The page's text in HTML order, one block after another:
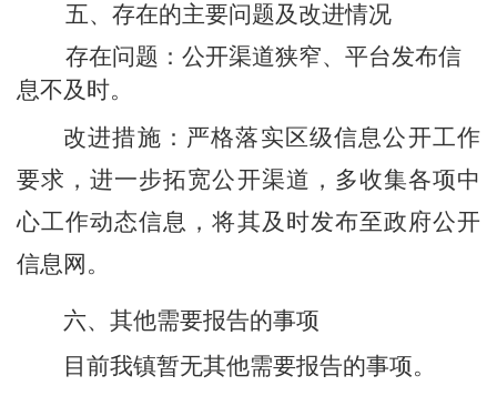
五、存在的主要问题及改进情况
存在问题： 公开渠道狭窄、 平台发布信
息不及时。
改进措施：严格落实区级信息公开工作
要求，进一步拓宽公开渠道 ， 多收集各项中
心工作动态信息，将其及时发布至政府公开
信息网。
六、其他需要报告的事项
目前我镇暂无其他需要报告的事项。